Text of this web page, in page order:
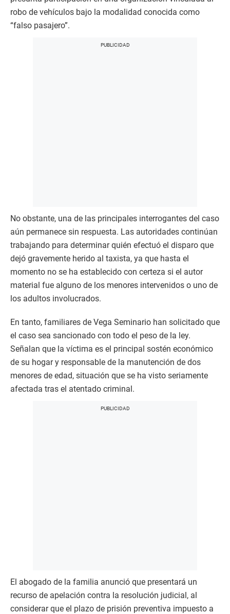
robo de vehículos bajo la modalidad conocida como
“falso pasajero”.
No obstante, una de las principales interrogantes del caso
aún permanece sin respuesta. Las autoridades continúan
trabajando para determinar quién efectuó el disparo que
dejó gravemente herido al taxista, ya que hasta el
momento no se ha establecido con certeza si el autor
material fue alguno de los menores intervenidos o uno de
los adultos involucrados.
En tanto, familiares de Vega Seminario han solicitado que
el caso sea sancionado con todo el peso de la ley.
Señalan que la víctima es el principal sostén económico
de su hogar y responsable de la manutención de dos
menores de edad, situación que se ha visto seriamente
afectada tras el atentado criminal.
El abogado de la familia anunció que presentará un
recurso de apelación contra la resolución judicial, al
considerar que el plazo de prisión preventiva impuesto a